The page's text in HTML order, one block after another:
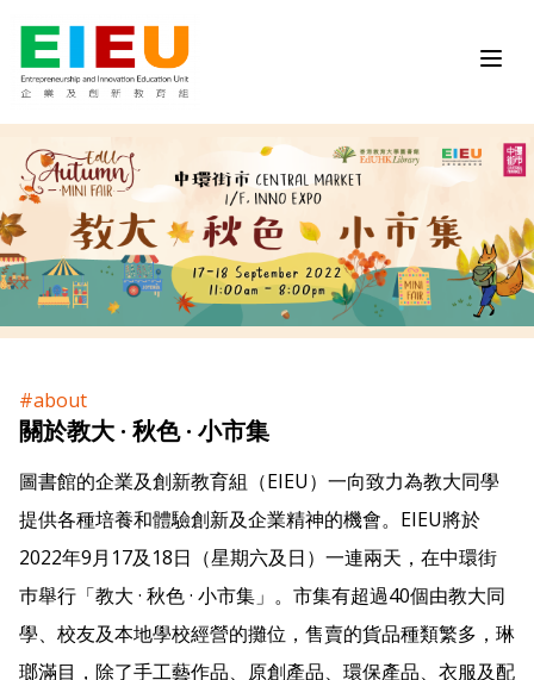
#about
關於教大 · 秋色 · 小市集
圖書館的企業及創新教育組（EIEU）一向致力為教大同學
提供各種培養和體驗創新及企業精神的機會。EIEU將於
2022年9月17及18日（星期六及日）一連兩天，在中環街
巿舉行「教大 · 秋色 · 小市集」。市集有超過40個由教大同
學、校友及本地學校經營的攤位，售賣的貨品種類繁多，琳
瑯滿目，除了手工藝作品、原創產品、環保產品、衣服及配